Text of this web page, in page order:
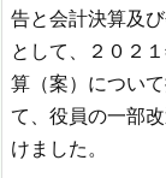
告と会計決算及
として、２０２
算（案）につい
て、役員の一部
けました。